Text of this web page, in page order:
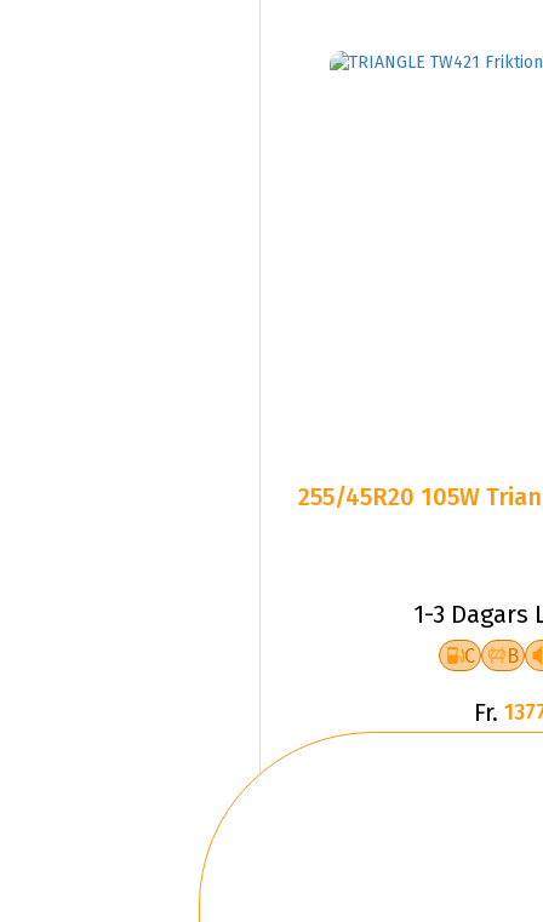
255/45R20 105W
1-3 Dagars
C B
Fr.